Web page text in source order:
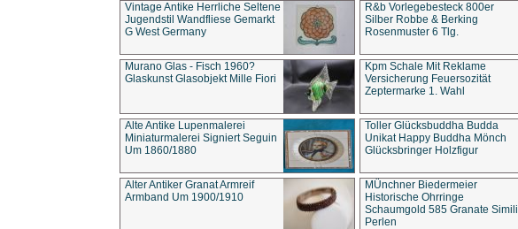
Vintage Antike Herrliche Seltene
Jugendstil Wandfliese Gemarkt
G West Germany
R&b Vorlegebesteck 800er
Silber Robbe & Berking
Rosenmuster 6 Tlg.
Murano Glas - Fisch 1960?
Glaskunst Glasobjekt Mille Fiori
Kpm Schale Mit Reklame
Versicherung Feuersozität
Zeptermarke 1. Wahl
Alte Antike Lupenmalerei
Miniaturmalerei Signiert Seguin
Um 1860/1880
Toller Glücksbuddha Budda
Unikat Happy Buddha Mönch
Glücksbringer Holzfigur
Alter Antiker Granat Armreif
Armband Um 1900/1910
MÜnchner Biedermeier
Historische Ohrringe
Schaumgold 585 Granate Simili
Perlen